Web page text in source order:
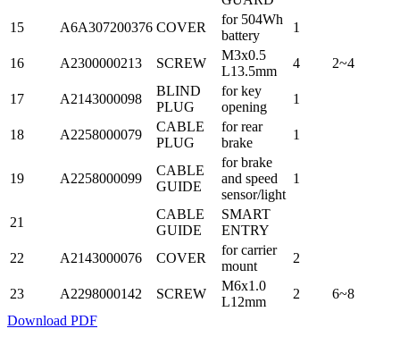
15 A6A307200376 COVER
for 504Wh
battery
1
16 A2300000213 SCREW
M3x0.5
L13.5mm
4 2~4
17 A2143000098
BLIND
PLUG
for key
opening
1
18 A2258000079
CABLE
PLUG
for rear
brake
1
19 A2258000099
CABLE
GUIDE
for brake
and speed
sensor/light
1
21
CABLE
GUIDE
SMART
ENTRY
22
A2143000076 COVER
for carrier
mount
2
23 A2298000142 SCREW
M6x1.0
L12mm
2
6~8
Download PDF